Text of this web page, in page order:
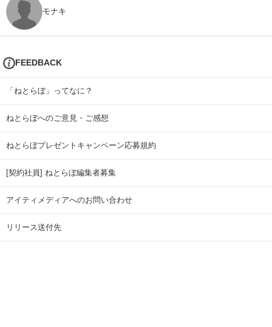
モナキ
FEEDBACK
「ねとらぼ」ってなに？
ねとらぼへのご意見・ご感想
ねとらぼプレゼントキャンペーン応募規約
[契約社員] ねとらぼ編集者募集
アイティメディアへのお問い合わせ
リリース送付先